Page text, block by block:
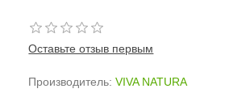
Оставьте отзыв первым
Производитель: VIVA NATURA